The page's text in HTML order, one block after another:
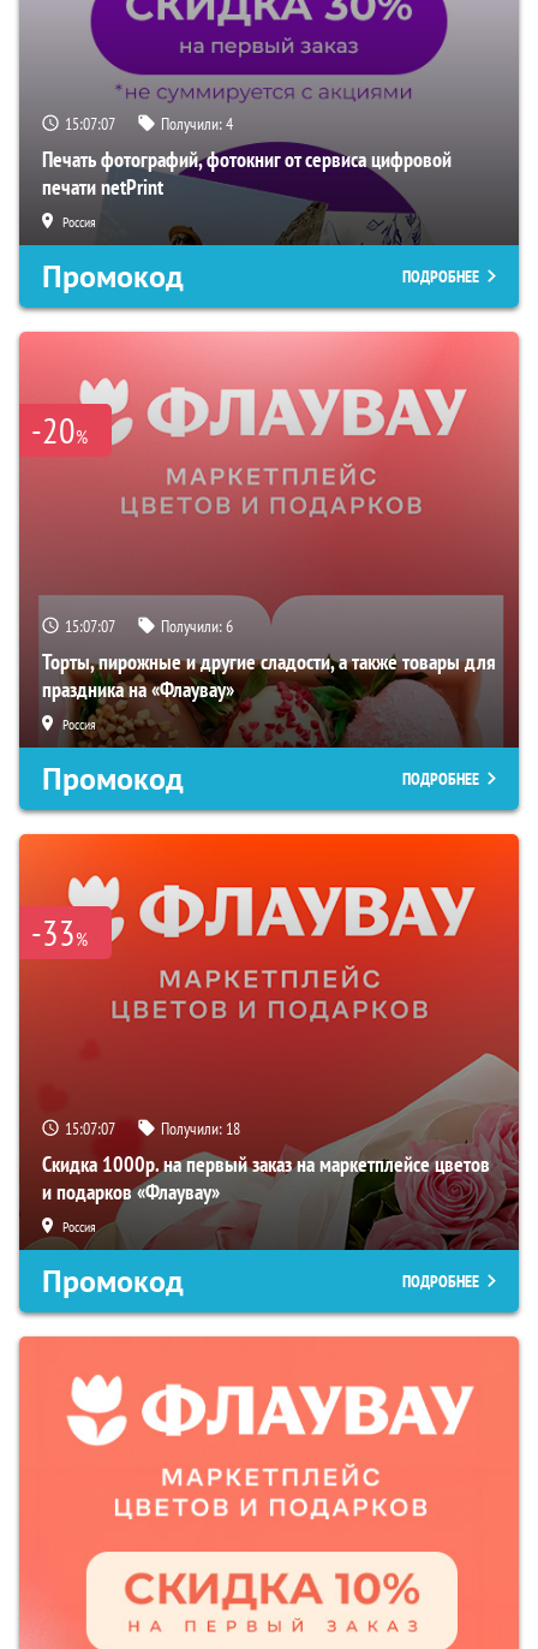
15:07:06 Получили:4
Печать фотографий, фотокниг от сервиса цифровой
печати netPrint
Россия
Промокод ПОДРОБНЕЕ
-20%
15:07:06 Получили:6
Торты, пирожные и другие сладости, а также товары для
праздника на «Флаувау»
Россия
Промокод ПОДРОБНЕЕ
-33%
15:07:06 Получили: 18
Скидка 1000р. на первый заказ на маркетплейсе цветов
и подарков «Флаувау»
Россия
Промокод ПОДРОБНЕЕ